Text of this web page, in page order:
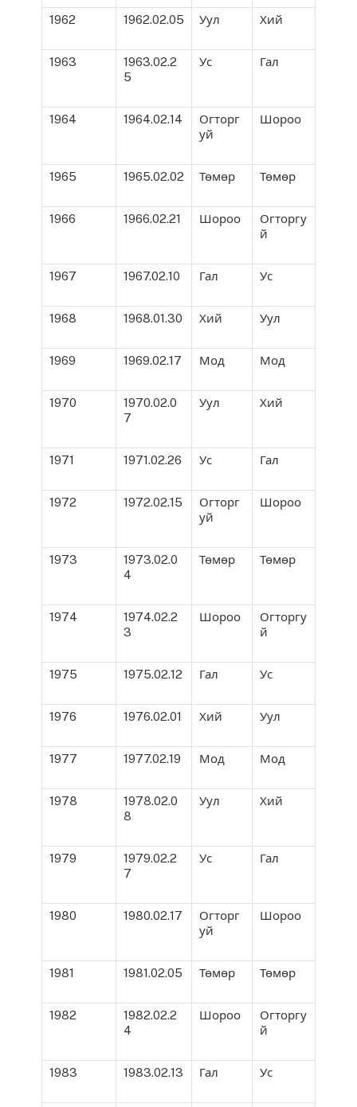
1962 1962.02.05 Уул Хий
1963
1963.02.2
5
Ус Гал
1964 1964.02.14
Огторг
уй
Шороо
1965 1965.02.02 Төмөр Төмөр
1966 1966.02.21 Шороо
Огторгу
й
1967 1967.02.10 Гал Ус
1968 1968.01.30 Хий Уул
1969 1969.02.17 Мод Мод
1970
1970.02.0
7
Уул Хий
1971 1971.02.26 Ус Гал
1972 1972.02.15
Огторг
уй
Шороо
1973
1973.02.0
4
Төмөр Төмөр
1974
1974.02.2
3
Шороо
Огторгу
й
1975 1975.02.12 Гал Ус
1976 1976.02.01 Хий Уул
1977 1977.02.19 Мод Мод
1978
1978.02.0
8
Уул Хий
1979
1979.02.2
7
Ус Гал
1980 1980.02.17
Огторг
уй
Шороо
1981 1981.02.05 Төмөр Төмөр
1982
1982.02.2
4
Шороо
Огторгу
й
1983 1983.02.13 Гал Ус